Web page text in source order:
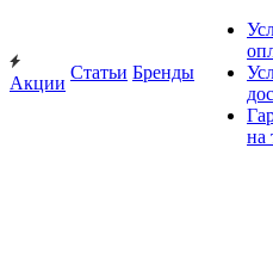
Акции
Статьи Бренды
на